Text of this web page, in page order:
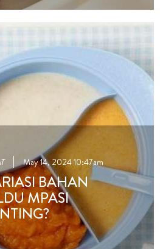
May 14, 2024 10:47am
BAHAN
MPASI